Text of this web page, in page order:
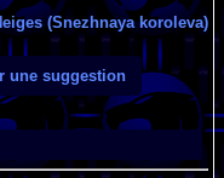
(Snezhnaya koroleva)
une suggestion